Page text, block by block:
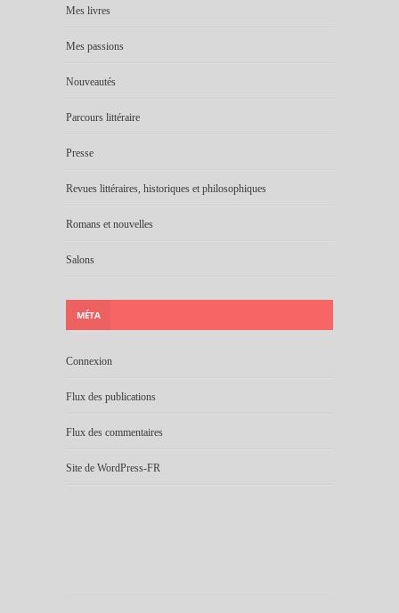
Mes livres
Mes passions
Nouveautés
Parcours littéraire
Presse
Revues littéraires, historiques et philosophiques
Romans et nouvelles
Salons
MÉTA
Connexion
Flux des publications
Flux des commentaires
Site de WordPress-FR